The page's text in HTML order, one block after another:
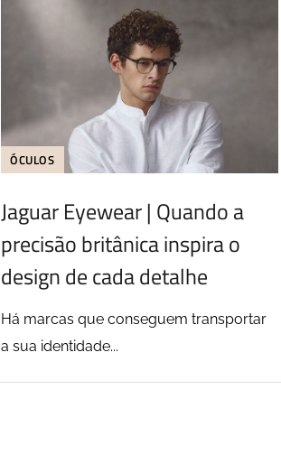
ÓCULOS
Jaguar Eyewear | Quando a
precisão britânica inspira o
design de cada detalhe
Há marcas que conseguem transportar
a sua identidade...